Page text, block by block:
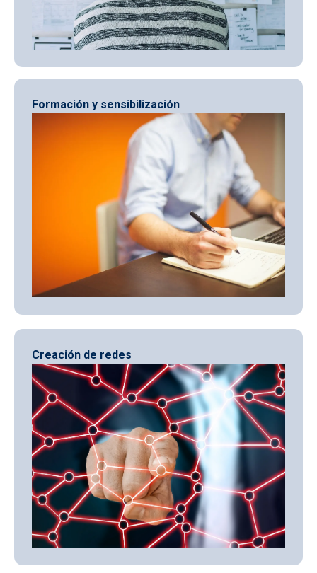
Formación y sensibilización
Creación de redes